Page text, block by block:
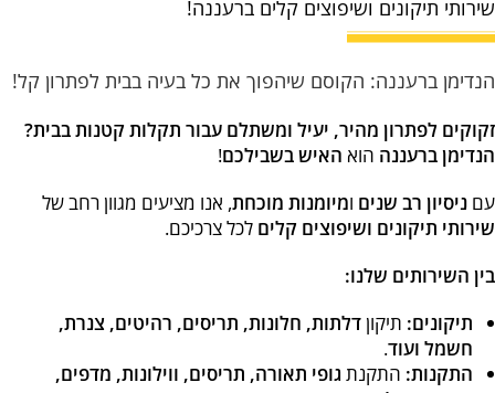
format_underlined הוסף קו תחתון לקישורים
font_download סמן קישורים
לאפס את כל האפשרויות
cached
שירותי תיקונים ושיפוצים קלים ברעננה!
הנדימן ברעננה: הקוסם שיהפוך את כל בעיה בבית לפתרון קל!
זקוקים לפתרון מהיר, יעיל ומשתלם עבור תקלות קטנות בבית?
הנדימן ברעננה הוא האיש בשבילכם!
עם ניסיון רב שנים ומיומנות מוכחת, אנו מציעים מגוון רחב של
שירותי תיקונים ושיפוצים קלים לכל צרכיכם.
בין השירותים שלנו:
תיקונים: תיקון דלתות, חלונות, תריסים, רהיטים, צנרת,
חשמל ועוד.
התקנות: התקנת גופי תאורה, תריסים, ווילונות, מדפים,